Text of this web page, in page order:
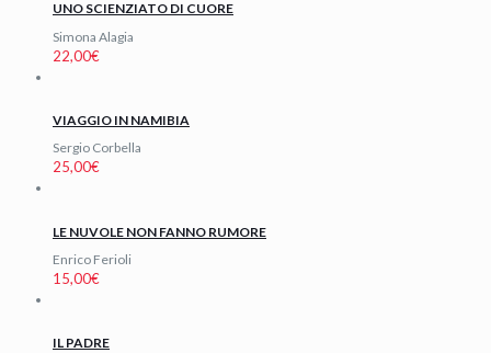
UNO SCIENZIATO DI CUORE
Simona Alagia
22,00€
VIAGGIO IN NAMIBIA
Sergio Corbella
25,00€
LE NUVOLE NON FANNO RUMORE
Enrico Ferioli
15,00€
IL PADRE